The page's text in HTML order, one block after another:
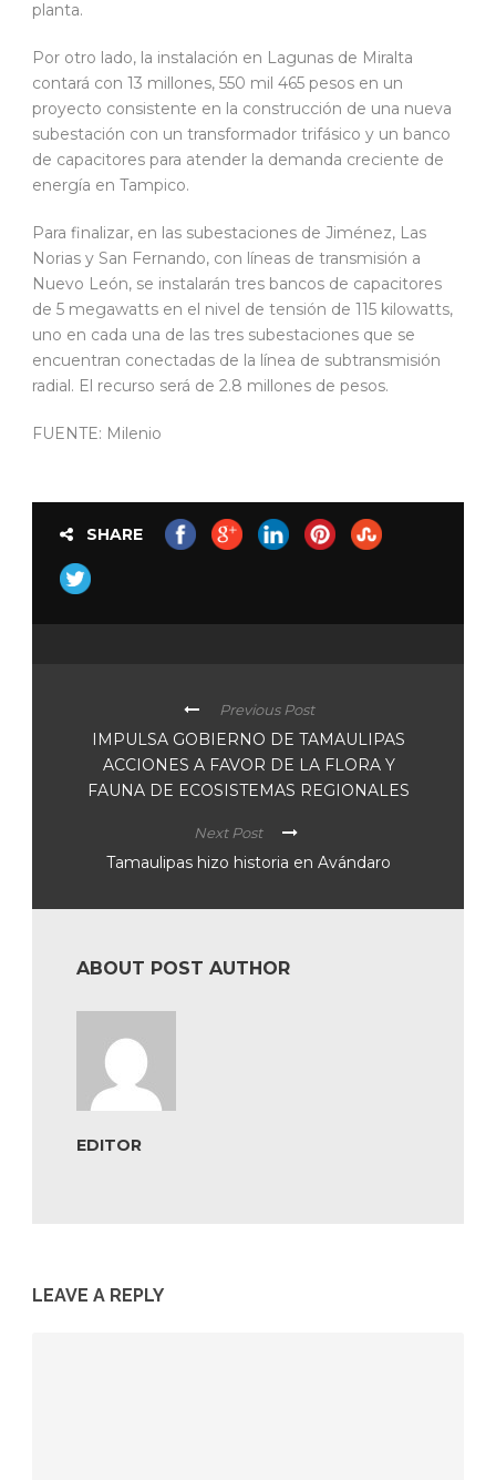
planta.
Por otro lado, la instalación en Lagunas de Miralta
contará con 13 millones, 550 mil 465 pesos en un
proyecto consistente en la construcción de una nueva
subestación con un transformador trifásico y un banco
de capacitores para atender la demanda creciente de
energía en Tampico.
Para finalizar, en las subestaciones de Jiménez, Las
Norias y San Fernando, con líneas de transmisión a
Nuevo León, se instalarán tres bancos de capacitores
de 5 megawatts en el nivel de tensión de 115 kilowatts,
uno en cada una de las tres subestaciones que se
encuentran conectadas de la línea de subtransmisión
radial. El recurso será de 2.8 millones de pesos.
FUENTE: Milenio
SHARE
Previous Post
IMPULSA GOBIERNO DE TAMAULIPAS
ACCIONES A FAVOR DE LA FLORA Y
FAUNA DE ECOSISTEMAS REGIONALES
Next Post
Tamaulipas hizo historia en Avándaro
ABOUT POST AUTHOR
EDITOR
LEAVE A REPLY